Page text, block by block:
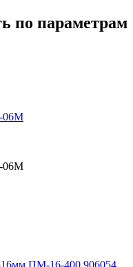
по параметрам
06М
06М
ПМ-16-400 906054